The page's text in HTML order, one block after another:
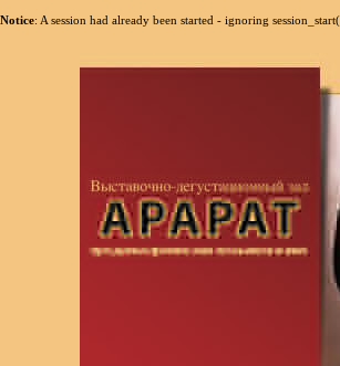
Notice: A session had already been started - ignoring